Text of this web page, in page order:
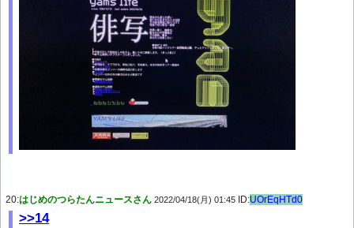
20:はじめのつらたんニュースさん 2022/04/18(月) 01:45 ID:UOrEqHTd0
>>14